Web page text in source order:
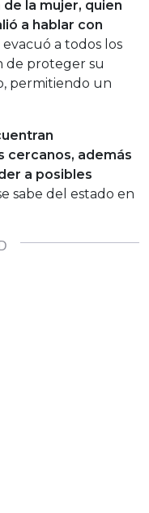
de la mujer, quien
a hablar con
a todos los
de proteger su
permitiendo un
cercanos, además
a posibles
sabe del estado en